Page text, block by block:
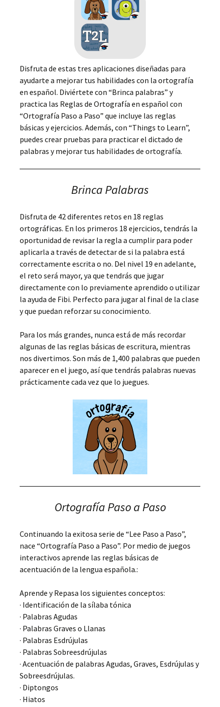
Disfruta de estas tres aplicaciones diseñadas para
ayudarte a mejorar tus habilidades con la ortografía
en español. Diviértete con “Brinca palabras” y
practica las Reglas de Ortografía en español con
“Ortografía Paso a Paso” que incluye las reglas
básicas y ejercicios. Además, con “Things to Learn”,
puedes crear pruebas para practicar el dictado de
palabras y mejorar tus habilidades de ortografía.
Brinca Palabras
Disfruta de 42 diferentes retos en 18 reglas
ortográficas. En los primeros 18 ejercicios, tendrás la
oportunidad de revisar la regla a cumplir para poder
aplicarla a través de detectar de si la palabra está
correctamente escrita o no. Del nivel 19 en adelante,
el reto será mayor, ya que tendrás que jugar
directamente con lo previamente aprendido o utilizar
la ayuda de Fibi. Perfecto para jugar al final de la clase
y que puedan reforzar su conocimiento.
Para los más grandes, nunca está de más recordar
algunas de las reglas básicas de escritura, mientras
nos divertimos. Son más de 1,400 palabras que pueden
aparecer en el juego, así que tendrás palabras nuevas
prácticamente cada vez que lo juegues.
Ortografía Paso a Paso
Continuando la exitosa serie de “Lee Paso a Paso”,
nace “Ortografía Paso a Paso”. Por medio de juegos
interactivos aprende las reglas básicas de
acentuación de la lengua española.:
Aprende y Repasa los siguientes conceptos:
· Identificación de la sílaba tónica
· Palabras Agudas
· Palabras Graves o Llanas
· Palabras Esdrújulas
· Palabras Sobreesdrújulas
· Acentuación de palabras Agudas, Graves, Esdrújulas y
Sobreesdrújulas.
· Diptongos
· Hiatos